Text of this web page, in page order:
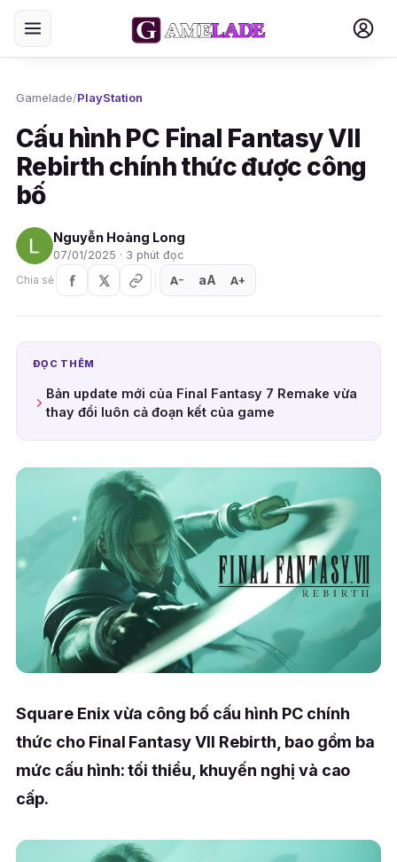
Gamelade/PlayStation
Cấu hình PC Final Fantasy VII
Rebirth chính thức được công
bố
Nguyễn Hoàng Long
07/01/2025 · 3 phút đọc
Chia sẻ
A− aA A+
ĐỌC THÊM
Bản update mới của Final Fantasy 7 Remake vừa
thay đổi luôn cả đoạn kết của game
Square Enix vừa công bố cấu hình PC chính
thức cho Final Fantasy VII Rebirth, bao gồm ba
mức cấu hình: tối thiểu, khuyến nghị và cao
cấp.